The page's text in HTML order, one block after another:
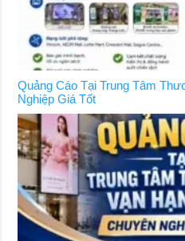
Quảng Cáo Tại Trung Tâm
Nghiệp Giá Tốt